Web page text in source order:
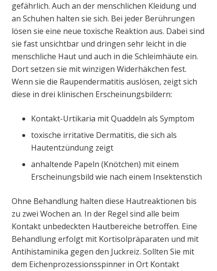
gefährlich. Auch an der menschlichen Kleidung und
an Schuhen halten sie sich. Bei jeder Berührungen
lösen sie eine neue toxische Reaktion aus. Dabei sind
sie fast unsichtbar und dringen sehr leicht in die
menschliche Haut und auch in die Schleimhäute ein.
Dort setzen sie mit winzigen Widerhäkchen fest.
Wenn sie die Raupendermatitis auslösen, zeigt sich
diese in drei klinischen Erscheinungsbildern:
Kontakt-Urtikaria mit Quaddeln als Symptom
toxische irritative Dermatitis, die sich als
Hautentzündung zeigt
anhaltende Papeln (Knötchen) mit einem
Erscheinungsbild wie nach einem Insektenstich
Ohne Behandlung halten diese Hautreaktionen bis
zu zwei Wochen an. In der Regel sind alle beim
Kontakt unbedeckten Hautbereiche betroffen. Eine
Behandlung erfolgt mit Kortisolpräparaten und mit
Antihistaminika gegen den Juckreiz. Sollten Sie mit
dem Eichenprozessionsspinner in Ort Kontakt